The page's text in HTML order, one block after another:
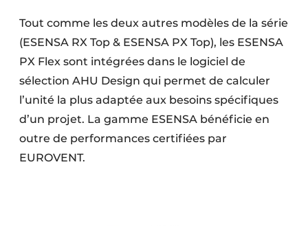
Tout comme les deux autres modèles de la série
(ESENSA RX Top & ESENSA PX Top), les ESENSA
PX Flex sont intégrées dans le logiciel de
sélection AHU Design qui permet de calculer
l’unité la plus adaptée aux besoins spécifiques
d’un projet. La gamme ESENSA bénéficie en
outre de performances certifiées par
EUROVENT.